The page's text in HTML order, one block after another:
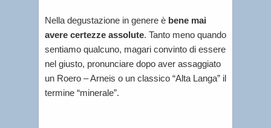
Nella degustazione in genere è bene mai
avere certezze assolute. Tanto meno quando
sentiamo qualcuno, magari convinto di essere
nel giusto, pronunciare dopo aver assaggiato
un Roero – Arneis o un classico “Alta Langa” il
termine “minerale”.